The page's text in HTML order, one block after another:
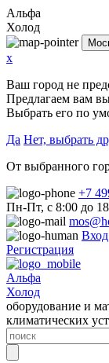
Альфа
Холод
x
Ваш город не
Предлагаем вам
Выбрать его по
Да Нет, выбрать
От выбранного
+7
Пн-Пт, с 8:00 до
Вход
Регистрация
Альфа
Холод
оборудование и
климатических